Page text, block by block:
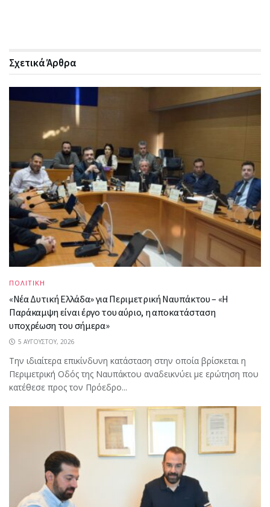
ΣχετικάΆρθρα
ΠΟΛΙΤΙΚΗ
«Νέα Δυτική Ελλάδα» για Περιμετρική Ναυπάκτου – «Η
Παράκαμψη είναι έργο του αύριο, η αποκατάσταση
υποχρέωση του σήμερα»
5 ΑΥΓΟΎΣΤΟΥ, 2026
Την ιδιαίτερα επικίνδυνη κατάσταση στην οποία βρίσκεται η
Περιμετρική Οδός της Ναυπάκτου αναδεικνύει με ερώτηση που
κατέθεσε προς τον Πρόεδρο...